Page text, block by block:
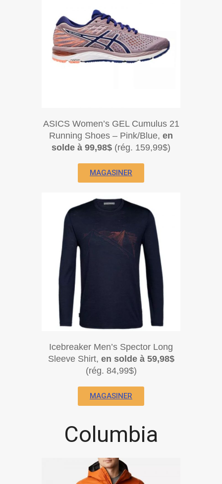
ASICS Women’s GEL Cumulus 21
Running Shoes – Pink/Blue, en
solde à 99,98$ (rég. 159,99$)
MAGASINER
Icebreaker Men’s Spector Long
Sleeve Shirt, en solde à 59,98$
(rég. 84,99$)
MAGASINER
Columbia